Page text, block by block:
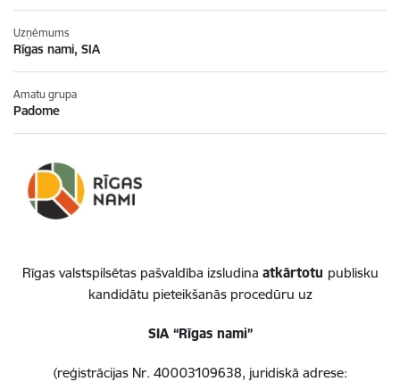
Uzņēmums
Rīgas nami, SIA
Amatu grupa
Padome
Rīgas valstspilsētas pašvaldība izsludina atkārtotu publisku
kandidātu pieteikšanās procedūru uz
SIA “Rīgas nami”
(reģistrācijas Nr. 40003109638, juridiskā adrese: